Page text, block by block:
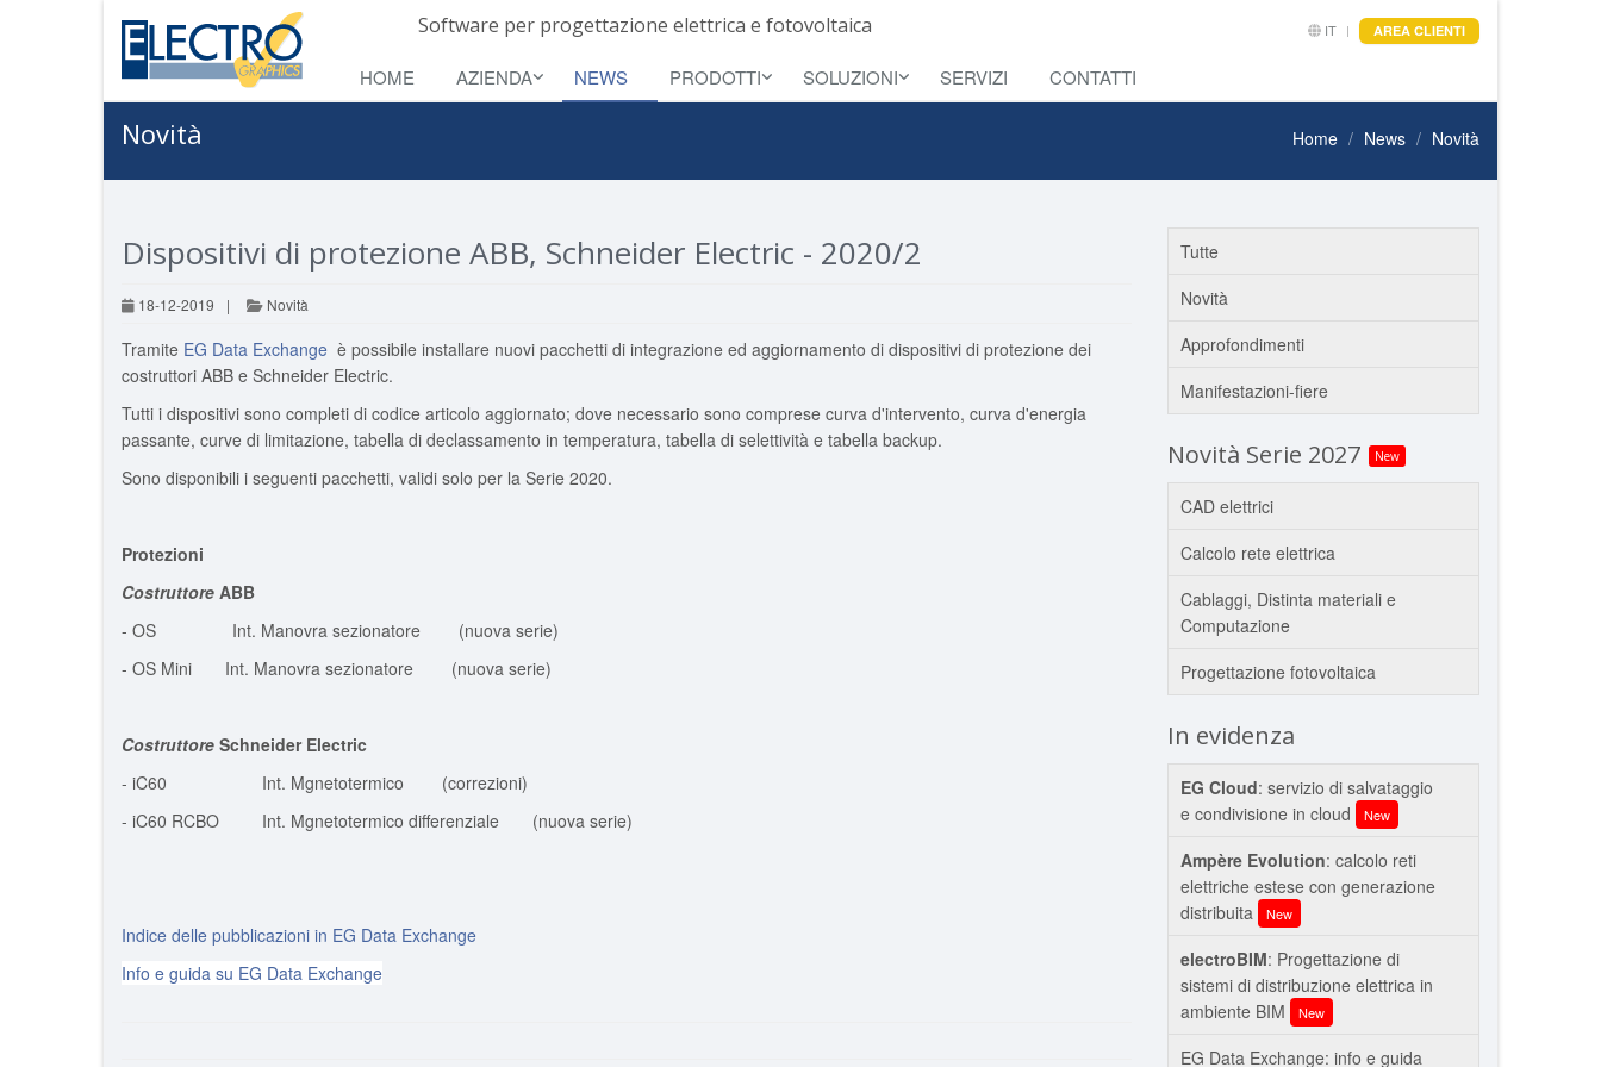
Software per progettazione elettrica e fotovoltaica IT AREA CLIENTI
HOME AZIENDA NEWS PRODOTTI SOLUZIONI SERVIZI CONTATTI
Novità Home News Novità
Dispositivi di protezione ABB, Schneider Electric - 2020/2
18-12-2019 | Novità
Tramite EG Data Exchange è possibile installare nuovi pacchetti di integrazione ed aggiornamento di dispositivi di protezione dei
costruttori ABB e Schneider Electric.
Tutti i dispositivi sono completi di codice articolo aggiornato; dove necessario sono comprese curva d'intervento, curva d'energia
passante, curve di limitazione, tabella di declassamento in temperatura, tabella di selettività e tabella backup.
Sono disponibili i seguenti pacchetti, validi solo per la Serie 2020.
Protezioni
Costruttore ABB
- OS Int. Manovra sezionatore (nuova serie)
- OS Mini Int. Manovra sezionatore (nuova serie)
Costruttore Schneider Electric
- iC60 Int. Mgnetotermico (correzioni)
- iC60 RCBO Int. Mgnetotermico differenziale (nuova serie)
Indice delle pubblicazioni in EG Data Exchange
Info e guida su EG Data Exchange
Tutte
Novità
Approfondimenti
Manifestazioni-fiere
Novità Serie 2027 New
CAD elettrici
Calcolo rete elettrica
Cablaggi, Distinta materiali e
Computazione
Progettazione fotovoltaica
In evidenza
EG Cloud: servizio di salvataggio
e condivisione in cloud
New
Ampère Evolution: calcolo reti
elettriche estese con generazione
distribuita
New
electroBIM: Progettazione di
sistemi di distribuzione elettrica in
ambiente BIM
New
EG Data Exchange: info e guida